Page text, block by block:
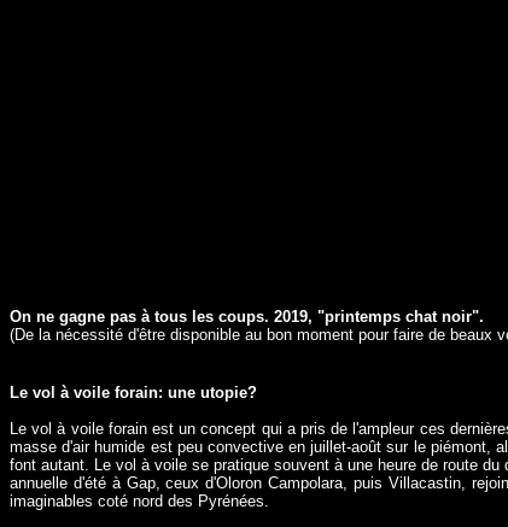
On ne gagne pas à tous les coups. 2019, "printemps chat noir".
(De la nécessité d'être disponible au bon moment pour faire de beaux
Le vol à voile forain: une utopie?
Le vol à voile forain est un concept qui a pris de l'ampleur ces
masse d'air humide est peu convective en juillet-août sur le piémont,
font autant. Le vol à voile se pratique souvent à une heure de route
annuelle d'été à Gap, ceux d'Oloron Campolara, puis Villacastin,
imaginables coté nord des Pyrénées.